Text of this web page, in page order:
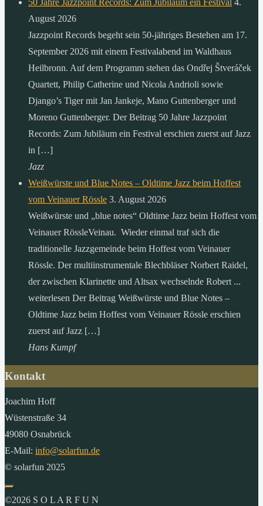
50 Jahre Jazzpoint Records: Zum Jubiläum ein Festival 4.
August 2026
Jazzpoint Records begeht sein 50-jähriges Bestehen am 17.
September 2026 mit einem Festivalabend im Waldhaus
Heilbronn. Auf dem Programm stehen das Ondřej Štveráček
Quartett, Philip Catherine und Nicola Andrioli sowie
Django’s Tiger mit Jan Jankeje, Mano Guttenberger und
Moreno Guttenberger. Der Beitrag 50 Jahre Jazzpoint
Records: Zum Jubiläum ein Festival erschien zuerst auf Jazz
in […]
Jazz
Weißwürste und Blue Notes – Oldtime Jazz beim Hoffest
vom Veinauer Rössle 3. August 2026
Weißwürste und „blue notes“ Oldtime Jazz beim Hoffest vom
Veinauer RössleVeinau. Wieder einmal traf sich die
traditionelle Jazzgemeinde beim Hoffest vom Veinauer
Rössle. Der multiinstrumentale Blechbläser Norbert Raidel,
der zwischen Klarinette und Altsax wechselnde Robert ...
weiterlesen Der Beitrag Weißwürste und Blue Notes –
Oldtime Jazz beim Hoffest vom Veinauer Rössle erschien
zuerst auf Jazz […]
Hans Kumpf
Kontakt
Joachim Hoff
Wüstenstraße 34
49080 Osnabrück
E-Mail: info@solarfun.de
© solarfun 2025
©2026 S O L A R F U N